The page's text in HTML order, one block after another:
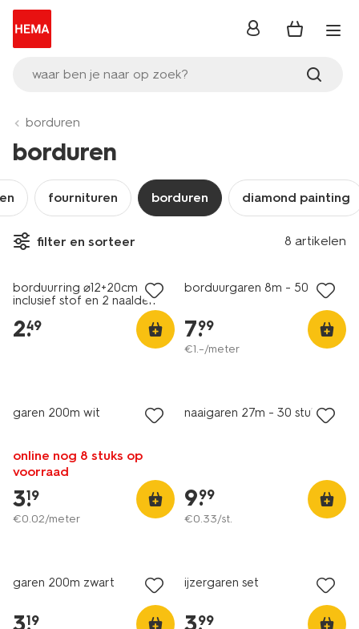
waar ben je naar op zoek?
inloggen
borduren
borduren
fournituren borduren diamond painting
filter en sorteer 8 artikelen
borduurring ⌀12+20cm
inclusief stof en 2 naalden
2.
49
borduurgaren 8m - 50 stuks
7.
99
€1.–/meter
garen 200m wit
online nog 8 stuks op
voorraad
3.
19
€0.02/meter
naaigaren 27m - 30 stuks
9.
99
€0.33/st.
garen 200m zwart
3.
19
ijzergaren set
3.
99